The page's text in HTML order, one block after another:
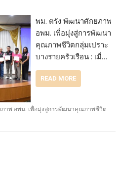
พม. ตรัง พัฒนาศักยภาพ
อพม. เพื่อมุ่งสู่การพัฒนา
คุณภาพชีวิตกลุ่มเปราะ
บางรายครัวเรือน : เมื่…
READ MORE
าพ อพม. เพื่อมุ่งสู่การพัฒนาคุณภาพชีวิต